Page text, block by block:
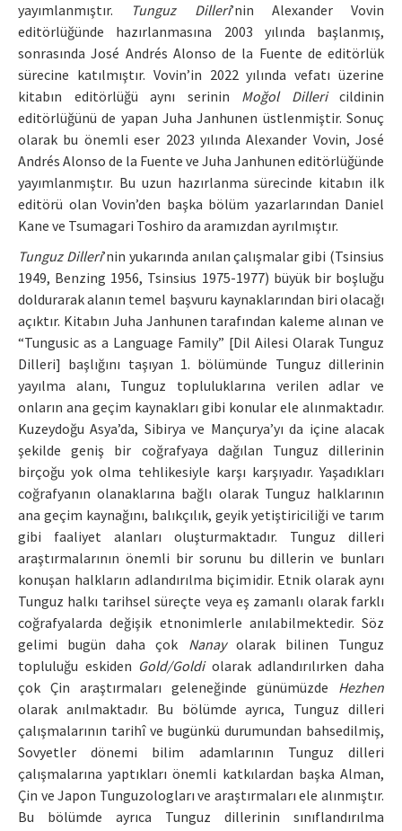
yayımlanmıştır.
Tunguz Dilleri’nin Alexander Vovin
editörlüğünde hazırlanmasına 2003 yılında başlanmış,
sonrasında José Andrés Alonso de la Fuente de editörlük
sürecine katılmıştır. Vovin’in 2022 yılında vefatı üzerine
kitabın editörlüğü aynı serinin Moğol Dillericildinin
editörlüğünü de yapan Juha Janhunen üstlenmiştir. Sonuç
olarak bu önemli eser 2023 yılında Alexander Vovin, José
Andrés Alonso de la Fuente ve Juha Janhunen editörlüğünde
yayımlanmıştır. Bu uzun hazırlanma sürecinde kitabın ilk
editörü olan Vovin’den başka bölüm yazarlarından Daniel
Kane ve Tsumagari Toshiro da aramızdan ayrılmıştır.
Tunguz Dilleri’nin yukarında anılan çalışmalar gibi (Tsinsius
1949, Benzing 1956, Tsinsius 1975-1977) büyük bir boşluğu
doldurarak alanın temel başvuru kaynaklarından biri olacağı
açıktır. Kitabın Juha Janhunen tarafından kaleme alınan ve
“Tungusic as a Language Family” [Dil Ailesi Olarak Tunguz
Dilleri] başlığını taşıyan 1. bölümünde Tunguz dillerinin
yayılma alanı, Tunguz topluluklarına verilen adlar ve
onların ana geçim kaynakları gibi konular ele alınmaktadır.
Kuzeydoğu Asya’da, Sibirya ve Mançurya’yı da içine alacak
şekilde geniş bir coğrafyaya dağılan Tunguz dillerinin
birçoğu yok olma tehlikesiyle karşı karşıyadır. Yaşadıkları
coğrafyanın olanaklarına bağlı olarak Tunguz halklarının
ana geçim kaynağını, balıkçılık, geyik yetiştiriciliği ve tarım
gibi faaliyet alanları oluşturmaktadır. Tunguz dilleri
araştırmalarının önemli bir sorunu bu dillerin ve bunları
konuşan halkların adlandırılma biçimidir. Etnik olarak aynı
Tunguz halkı tarihsel süreçte veya eş zamanlı olarak farklı
coğrafyalarda değişik etnonimlerle anılabilmektedir. Söz
gelimi bugün daha çok Nanayolarak bilinen Tunguz
topluluğu eskiden Gold/Goldiolarak adlandırılırken daha
çok Çin araştırmaları geleneğinde günümüzde Hezhen
olarak anılmaktadır. Bu bölümde ayrıca, Tunguz dilleri
çalışmalarının tarihî ve bugünkü durumundan bahsedilmiş,
Sovyetler dönemi bilim adamlarının Tunguz dilleri
çalışmalarına yaptıkları önemli katkılardan başka Alman,
Çin ve Japon Tunguzologları ve araştırmaları ele alınmıştır.
Bu bölümde ayrıca Tunguz dillerinin sınıflandırılma